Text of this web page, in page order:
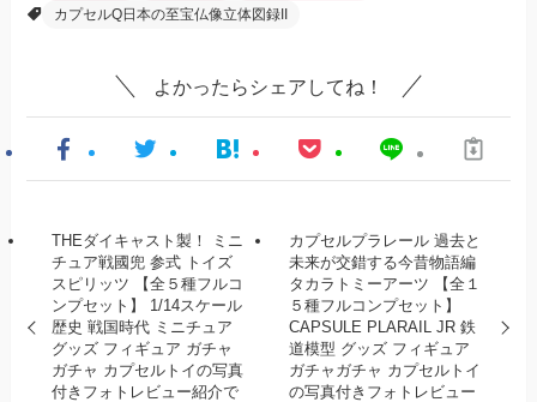
カプセルQ日本の至宝仏像立体図録II
よかったらシェアしてね！
THEダイキャスト製！ ミニ
チュア戦國兜 参式 トイズ
スピリッツ 【全５種フルコ
ンプセット】 1/14スケール
歴史 戦国時代 ミニチュア
グッズ フィギュア ガチャ
ガチャ カプセルトイの写真
付きフォトレビュー紹介で
カプセルプラレール 過去と
未来が交錯する今昔物語編
タカラトミーアーツ 【全１
５種フルコンプセット】
CAPSULE PLARAIL JR 鉄
道模型 グッズ フィギュア
ガチャガチャ カプセルトイ
の写真付きフォトレビュー